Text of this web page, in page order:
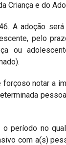
Criança e do
A adoção
pelo
ou
notar a
o período no
com a(s)